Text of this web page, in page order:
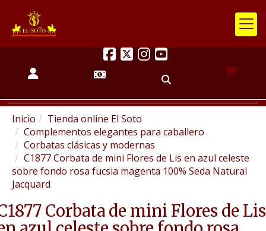
Inicio
Tienda online El Soto
Complementos elegantes para caballero
Corbatas clásicas y modernas
C1877 Corbata de mini Flores de Lis en azul celeste
sobre fondo rosa fucsia magenta 100% Seda Natural
Jacquard
Corbata de mini Flores de Lis